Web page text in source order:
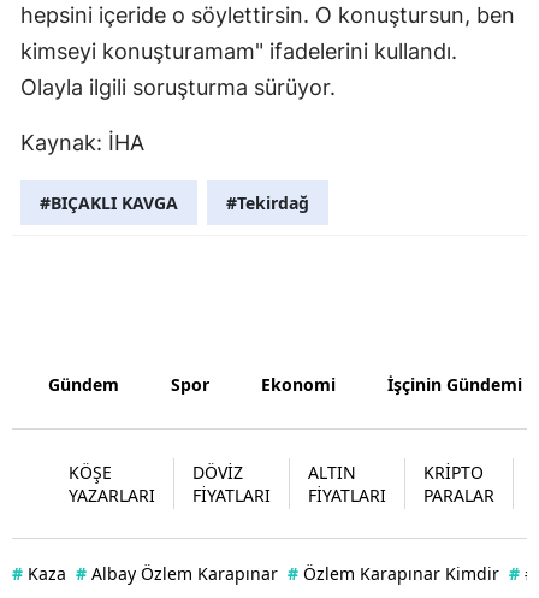
Sakarya
Trabzon
Şanlıurfa
Uşak
hepsini içeride o söylettirsin. O konuştursun, ben
kimseyi konuşturamam" ifadelerini kullandı.
Olayla ilgili soruşturma sürüyor.
Kaynak: İHA
#BIÇAKLI KAVGA #Tekirdağ
Gündem Spor Ekonomi İşçinin Gündemi
KÖŞE
YAZARLARI
DÖVİZ
FİYATLARI
ALTIN
FİYATLARI
KRİPTO
PARALAR
# Kaza # Albay Özlem Karapınar # Özlem Karapınar Kimdir #